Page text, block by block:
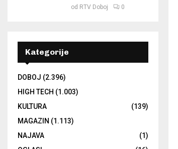
od RTV Doboj 0
Kategorije
DOBOJ (2.396)
HIGH TECH (1.003)
KULTURA
(139)
MAGAZIN (1.113)
NAJAVA
(1)